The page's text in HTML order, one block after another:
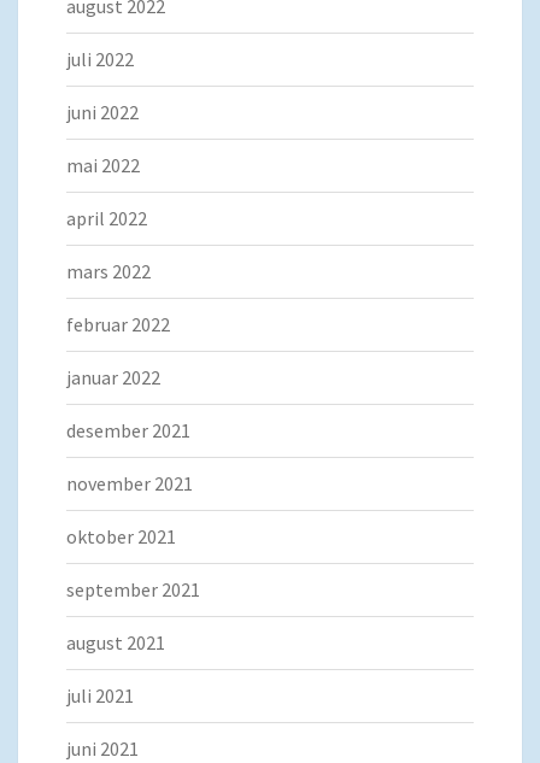
august 2022
juli 2022
juni 2022
mai 2022
april 2022
mars 2022
februar 2022
januar 2022
desember 2021
november 2021
oktober 2021
september 2021
august 2021
juli 2021
juni 2021